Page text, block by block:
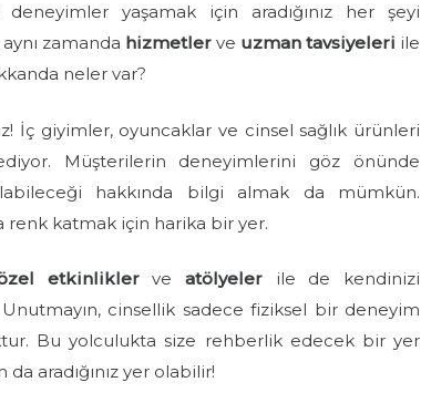
yaşamak için aradığınız her şeyi
zamanda hizmetler ve uzman tavsiyeleri ile
neler var?
İç giyimler, oyuncaklar ve cinsel sağlık ürünleri
Müşterilerin deneyimlerini göz önünde
hakkında bilgi almak da mümkün.
renk katmak için harika bir yer.
etkinliklerveatölyeler ile de kendinizi
cinsellik sadece fiziksel bir deneyim
Bu yolculukta size rehberlik edecek bir yer
aradığınız yer olabilir!